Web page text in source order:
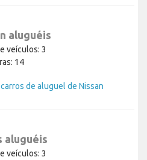
aluguéis
veículos: 3
14
de aluguel de Nissan
aluguéis
veículos: 3